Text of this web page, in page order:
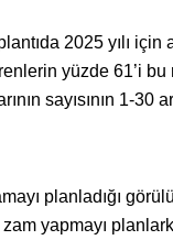
2025 yılı
yüzde 61’i
sayısının 1-30
planladığı
yapmayı